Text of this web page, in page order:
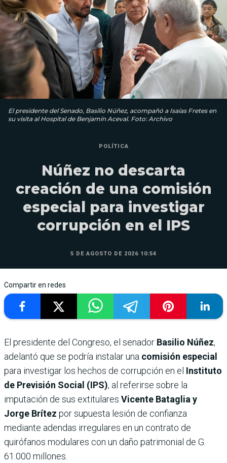
El presidente del Senado, Basilio Núñez, acompañó a Isaías Fretes en
su visita al Hospital de Benjamín Aceval. Foto: Archivo
POLÍTICA
Núñez no descarta
creación de una comisión
especial para investigar
corrupción en el IPS
5 DE AGOSTO DE 2026 10:54
Compartir en redes
El presidente del Congreso, el senador Basilio Núñez,
adelantó que se podría instalar una comisión especial
para investigar los hechos de corrupción en el Instituto
de Previsión Social (IPS), al referirse sobre la
imputación de sus extitulares Vicente Bataglia y
Jorge Brítez por supuesta lesión de confianza
mediante adendas irregulares en un contrato de
quirófanos modulares con un daño patrimonial de G.
61.000 millones.